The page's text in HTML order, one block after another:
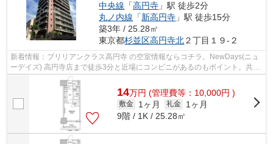
中央線 「高円寺 」駅 徒歩2分
丸ノ内線 「新高円寺 」駅 徒歩15分
築3年 / 25.28㎡
東京都杉並区高円寺北２丁目１９-２
新着情報：ブリリアンクラス高円寺 の空室情報ならコチラ。NewDays(ニュ
ーデイズ) 高円寺店まで徒歩3分と近場にコンビニがあるのもポイント。共用
部にはエレベータ・敷地内ごみ置き場...
14万円 (管理費等：10,000円 )
敷金 1ヶ月 礼金
1ヶ月
9階 / 1K / 25.28㎡